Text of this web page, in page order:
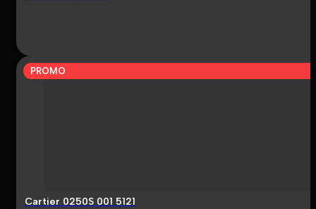
PROMO
Cartier 0250S 001 5121